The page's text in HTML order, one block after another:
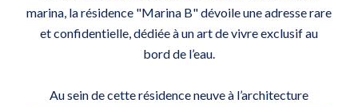
marina, la résidence "Marina B" dévoile une adresse rare
et confidentielle, dédiée à un art de vivre exclusif au
bord de l’eau.
Au sein de cette résidence neuve à l’architecture